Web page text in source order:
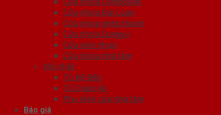
Cửa nhựa Đài Loan
Cửa nhựa ghép thanh
Cửa nhựa Sungyu
Cửa vòm nhựa
Cửa nhựa nhà tắm
Nội thất
Tủ Kệ Bếp
Tủ Quần Áo
Phụ kiện cửa nhà tắm
Báo giá